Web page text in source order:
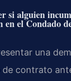
si alguien
en el Condado
una
contrato